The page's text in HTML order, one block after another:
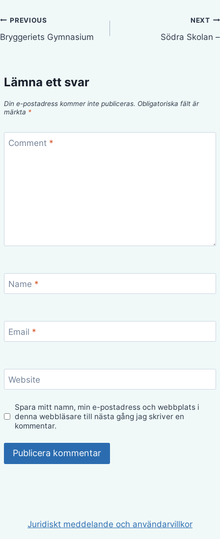
Inläggsnavigering
PREVIOUS
Bryggeriets Gymnasium
NEXT
Södra Skolan –
Lämna ett svar
Din e-postadress kommer inte publiceras. Obligatoriska fält är
märkta *
Comment *
Name *
Email *
Website
Spara mitt namn, min e-postadress och webbplats i
denna webbläsare till nästa gång jag skriver en
kommentar.
Juridiskt meddelande och användarvillkor